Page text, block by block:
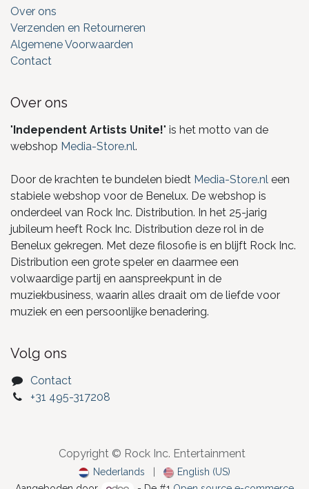
Over ons
Verzenden en Retourneren
Algemene Voorwaarden
Contact
Over ons
"Independent Artists Unite!" is het motto van de
webshop Media-Store.nl.
Door de krachten te bundelen biedt Media-Store.nl een
stabiele webshop voor de Benelux. De webshop is
onderdeel van Rock Inc. Distribution. In het 25-jarig
jubileum heeft Rock Inc. Distribution deze rol in de
Benelux gekregen. Met deze filosofie is en blijft Rock Inc.
Distribution een grote speler en daarmee een
volwaardige partij en aanspreekpunt in de
muziekbusiness, waarin alles draait om de liefde voor
muziek en een persoonlijke benadering.
Volg ons
Contact
+31 495-317208
Copyright © Rock Inc. Entertainment
Nederlands
English (US)